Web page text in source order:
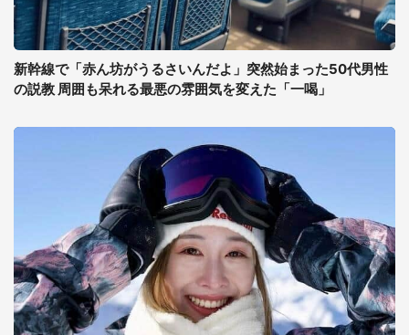
新幹線で「赤ん坊がうるさいんだよ」突然始まった50代男性
の説教 周囲も呆れる最悪の雰囲気を変えた「一喝」